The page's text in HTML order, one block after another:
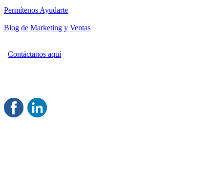
Permítenos Ayudarte
Blog de Marketing y Ventas
Contáctanos aquí